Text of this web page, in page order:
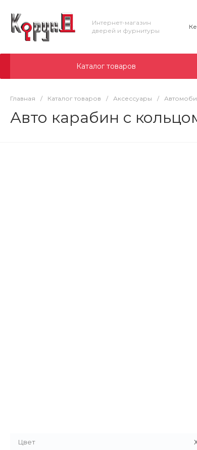
Интернет-магазин
дверей и фурнитуры
Каталог товаров
Главная / Каталог товаров / Аксессуары /
Авто карабин с
Цвет